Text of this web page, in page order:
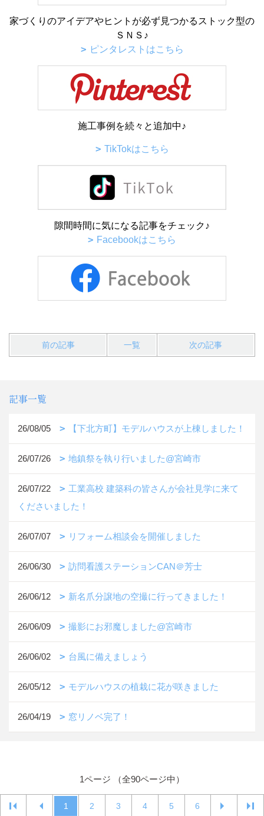
家づくりのアイデアやヒントが必ず見つかるストック型の
ＳＮＳ♪
ピンタレストはこちら
施工事例を続々と追加中♪
TikTokはこちら
隙間時間に気になる記事をチェック♪
Facebookはこちら
前の記事 一覧 次の記事
記事一覧
26/08/05 【下北方町】モデルハウスが上棟しました！
26/07/26 地鎮祭を執り行いました@宮崎市
26/07/22
工業高校 建築科の皆さんが会社見学に来て
くださいました！
26/07/07 リフォーム相談会を開催しました
26/06/30 訪問看護ステーションCAN＠芳士
26/06/12 新名爪分譲地の空撮に行ってきました！
26/06/09 撮影にお邪魔しました@宮崎市
26/06/02 台風に備えましょう
26/05/12 モデルハウスの植栽に花が咲きました
26/04/19 窓リノベ完了！
1ページ （全90ページ中）
1 2 3 4 5 6